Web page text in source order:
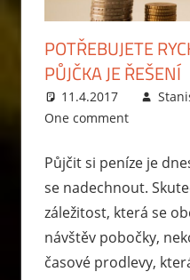
POTŘEBUJETE
PŮJČKA JE ŘEŠENÍ
11.4.2017
One comment
Půjčit si peníze je
se nadechnout.
záležitost, která se
návštěv pobočky,
časové prodlevy,